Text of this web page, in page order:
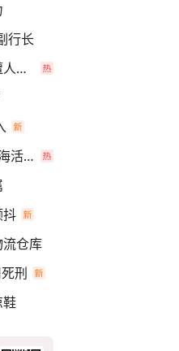
行长
伊朗总统：最高领袖决策过程遭人利用
日本自卫队3架反潜巡逻机在东海活动
抖
仓库
刑
鞋